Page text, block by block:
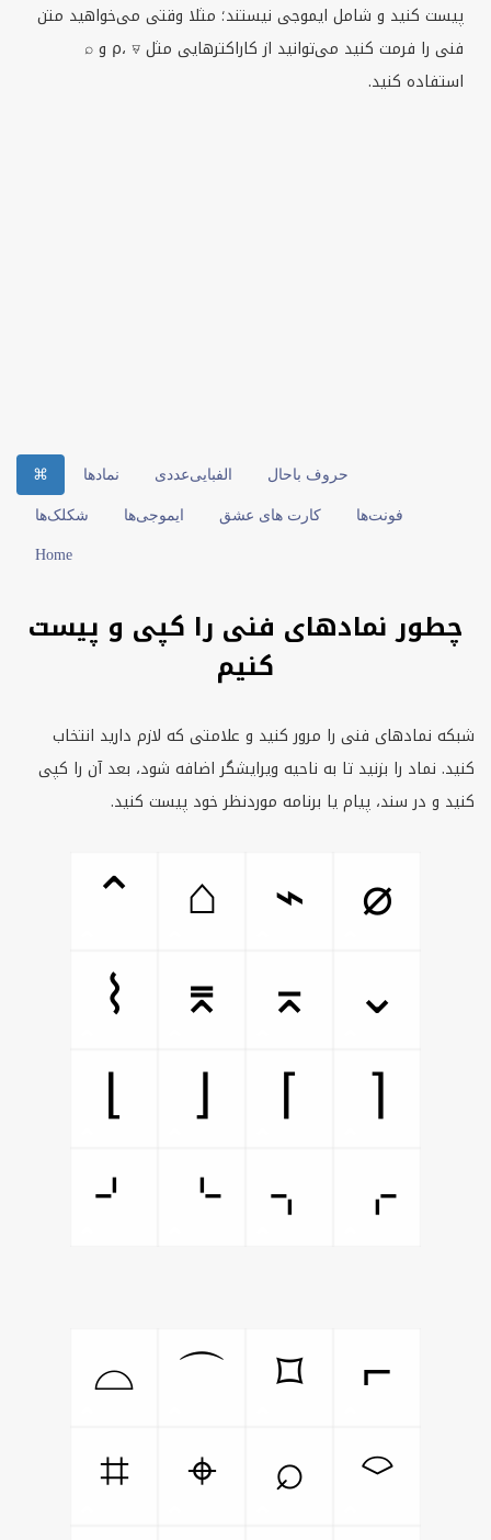
پیست کنید و شامل ایموجی نیستند؛ مثلا وقتی می‌خواهید متن
فنی را فرمت کنید می‌توانید از کاراکترهایی مثل ⍴، ⍫ و ⌕
استفاده کنید.
⌘ نمادها الفبایی‌عددی حروف باحال
شکلک‌ها ایموجی‌ها کارت های عشق فونت‌ها
Home
چطور نمادهای فنی را کپی و پیست
کنیم
شبکه نمادهای فنی را مرور کنید و علامتی که لازم دارید انتخاب
کنید. نماد را بزنید تا به ناحیه ویرایشگر اضافه شود، بعد آن را کپی
کنید و در سند، پیام یا برنامه موردنظر خود پیست کنید.
⌀
⌁
⌂
⌃
⌄
⌅
⌆
⌇
⌈
⌉
⌌
⌍
⌎
⌏
⌐
⌑
⌒
⌓
⌔
⌕
⌖
⌗